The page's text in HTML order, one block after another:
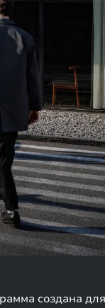
создана